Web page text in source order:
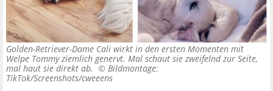
Golden-Retriever-Dame Cali wirkt in den ersten Momenten mit
Welpe Tommy ziemlich genervt. Mal schaut sie zweifelnd zur Seite,
mal haut sie direkt ab. © Bildmontage:
TikTok/Screenshots/cweeens